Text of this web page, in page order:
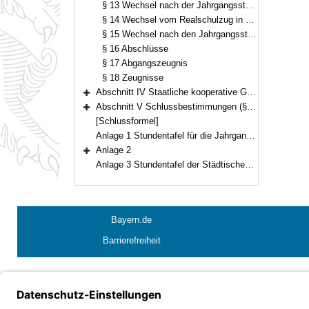
§ 13 Wechsel nach der Jahrgangsstufe 6 in abschlussbezogene Klassen oder in eine andere Schule
§ 14 Wechsel vom Realschulzug in den Gymnasialzug
§ 15 Wechsel nach den Jahrgangsstufen 7 und 8 der Städtischen Willy-Brandt-Gesamtschule München in abschlussbezogene Klassen
§ 16 Abschlüsse
§ 17 Abgangszeugnis
§ 18 Zeugnisse
Bereich erweitern
Abschnitt IV Staatliche kooperative Gesamtschule Senefelder-Schule Treuchtlingen, Evangelische kooperative Gesamtschule Wilhelm-Löhe-Schule Nürnberg (§§ 19–23)
Bereich erweitern
Abschnitt V Schlussbestimmungen (§ 24)
[Schlussformel]
Anlage 1 Stundentafel für die Jahrgangsstufen 5 und 6 der Staatlichen Gesamtschule Hollfeld
Bereich erweitern
Anlage 2
Anlage 3 Stundentafel der Städtischen Schulartunabhängigen Orientierungsstufe München-Neuperlach
Bayern.de
Barrierefreiheit